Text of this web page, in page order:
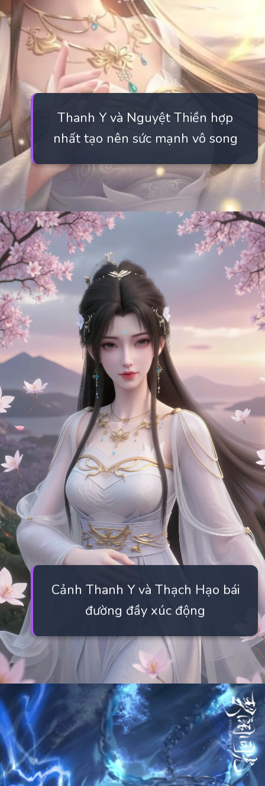
Thanh Y và Nguyệt Thiền hợp
nhất tạo nên sức mạnh vô song
Đang mởhttps://manhua.edu.vn/thanh-y
Cảnh Thanh Y và Thạch Hạo bái
đường đầy xúc động
Đang mở https://manhua.edu.vn/thanh-y